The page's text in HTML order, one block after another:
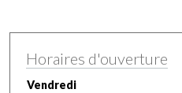
Horaires d'ouverture
Vendredi